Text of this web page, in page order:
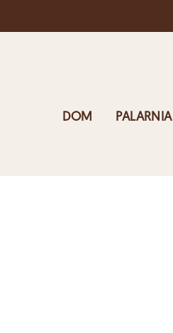
powyżej 125 euro
DOM PALARNIA